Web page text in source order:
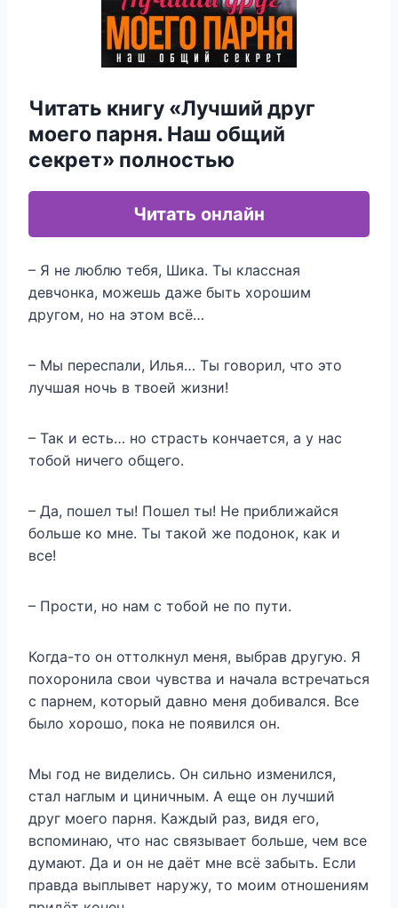
Читать книгу «Лучший друг
моего парня. Наш общий
секрет» полностью
Читать онлайн
– Я не люблю тебя, Шика. Ты классная
девчонка, можешь даже быть хорошим
другом, но на этом всё…
– Мы переспали, Илья… Ты говорил, что это
лучшая ночь в твоей жизни!
– Так и есть… но страсть кончается, а у нас
тобой ничего общего.
– Да, пошел ты! Пошел ты! Не приближайся
больше ко мне. Ты такой же подонок, как и
все!
– Прости, но нам с тобой не по пути.
Когда-то он оттолкнул меня, выбрав другую. Я
похоронила свои чувства и начала встречаться
с парнем, который давно меня добивался. Все
было хорошо, пока не появился он.
Мы год не виделись. Он сильно изменился,
стал наглым и циничным. А еще он лучший
друг моего парня. Каждый раз, видя его,
вспоминаю, что нас связывает больше, чем все
думают. Да и он не даёт мне всё забыть. Если
правда выплывет наружу, то моим отношениям